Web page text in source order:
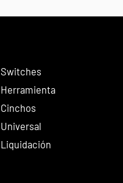
Switches
Herramienta
Cinchos
Universal
Liquidación